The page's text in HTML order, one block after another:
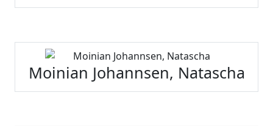
Moinian Johannsen, Natascha